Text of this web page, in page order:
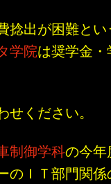
捻出が困難と
学院は奨学金
ください。
制御学科の今
のＩＴ部門関